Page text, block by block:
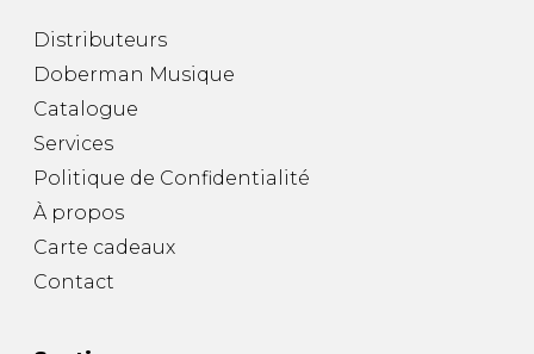
Distributeurs
Doberman Musique
Catalogue
Services
Politique de Confidentialité
À propos
Carte cadeaux
Contact